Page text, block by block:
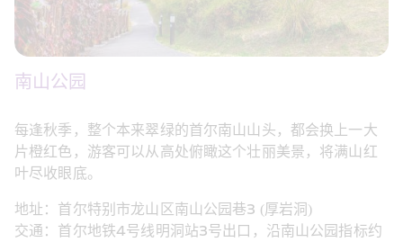
南山公园
每逢秋季，整个本来翠绿的首尔南山山头，都会换上一大
片橙红色，游客可以从高处俯瞰这个壮丽美景，将满山红
叶尽收眼底。
地址：首尔特别市龙山区南山公园巷3 (厚岩洞)
交通：首尔地铁4号线明洞站3号出口，沿南山公园指标约